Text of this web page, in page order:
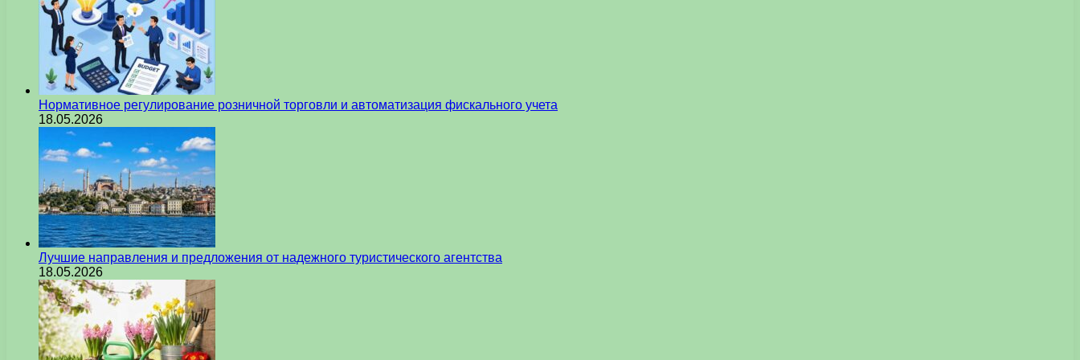
Нормативное регулирование розничной торговли и автоматизация фискального учета
18.05.2026
Лучшие направления и предложения от надежного туристического агентства
18.05.2026